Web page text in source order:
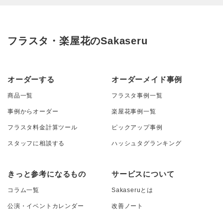
フラスタ・楽屋花のSakaseru
オーダーする
商品一覧
事例からオーダー
フラスタ料金計算ツール
スタッフに相談する
オーダーメイド事例
フラスタ事例一覧
楽屋花事例一覧
ピックアップ事例
ハッシュタグランキング
きっと参考になるもの
コラム一覧
公演・イベントカレンダー
サービスについて
Sakaseruとは
改善ノート